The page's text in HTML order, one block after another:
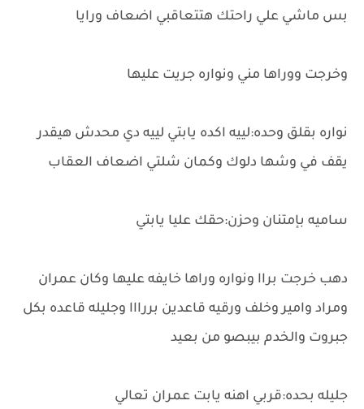
بس ماشي علي راحتك هتتعاقبي اضعاف ورايا
وخرجت ووراها مني ونواره جريت عليها
نواره بقلق وحده:لييه اكده يابتي لييه دي محدش هيقدر
يقف في وشها دلوك وكمان شلتي اضعاف العقاب
ساميه بإمتنان وحزن:حقك عليا يابتي
دهب خرجت براا ونواره وراها خايفه عليها وكان عمران
ومراد وامير وخلف ورقيه قاعدين بررااا وجليله قاعده بكل
جبروت والخدم بيبصو من بعيد
جليله بحده:قربي اهنه يابت عمران تعالي